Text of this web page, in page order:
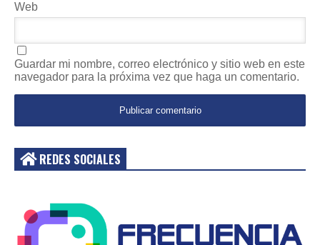
Web
Guardar mi nombre, correo electrónico y sitio web en este
navegador para la próxima vez que haga un comentario.
REDES SOCIALES